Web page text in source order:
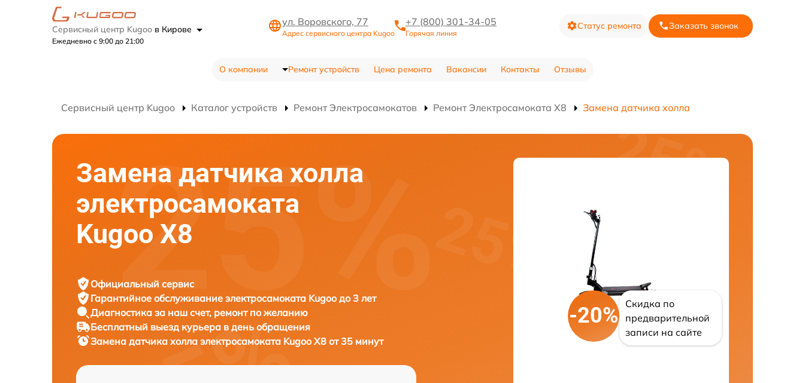
Сервисный центр Kugoo в Кирове
Ежедневно с 9:00 до 21:00
ул. Воровского, 77
Адрес сервисного центра Kugoo
+7 (800) 301-34-05
Горячая линия
Статус ремонта Заказать звонок
О компании Ремонт устройств Цена ремонта Вакансии Контакты Отзывы
Сервисный центр Kugoo Каталог устройств Ремонт Электросамокатов Ремонт Электросамоката X8 Замена датчика холла
Замена датчика холла
электросамоката
Kugoo X8
Официальный сервис
Гарантийное обслуживание электросамоката Kugoo до 3 лет
Диагностика за наш счет, ремонт по желанию
Бесплатный выезд курьера в день обращения
Замена датчика холла электросамоката Kugoo X8 от 35 минут
-20%
Скидка по
предварительной
записи на сайте